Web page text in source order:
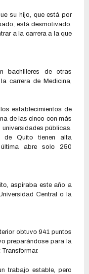
su hijo, que está por
está desmotivado.
a la carrera a la que
bachilleres de otras
carrera de Medicina,
establecimientos de
de las cinco con más
públicas.
de Quito tienen alta
abre solo 250
aspiraba este año a
Central o la
obtuvo 941 puntos
preparándose para la
trabajo estable, pero